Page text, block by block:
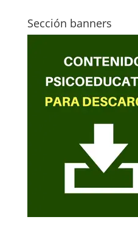
Sección banners